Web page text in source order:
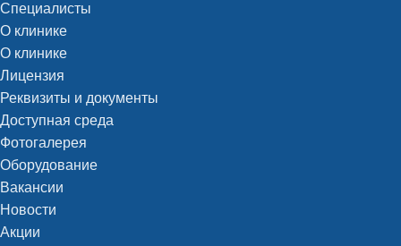
Специалисты
О клинике
О клинике
Лицензия
Реквизиты и документы
Доступная среда
Фотогалерея
Оборудование
Вакансии
Новости
Акции